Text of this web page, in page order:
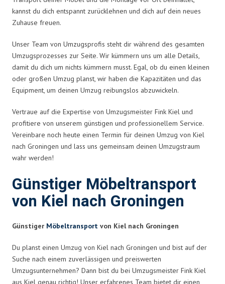
kannst du dich entspannt zurücklehnen und dich auf dein neues
Zuhause freuen.
Unser Team von Umzugsprofis steht dir während des gesamten
Umzugsprozesses zur Seite. Wir kümmern uns um alle Details,
damit du dich um nichts kümmern musst. Egal, ob du einen kleinen
oder großen Umzug planst, wir haben die Kapazitäten und das
Equipment, um deinen Umzug reibungslos abzuwickeln.
Vertraue auf die Expertise von Umzugsmeister Fink Kiel und
profitiere von unserem günstigen und professionellem Service.
Vereinbare noch heute einen Termin für deinen Umzug von Kiel
nach Groningen und lass uns gemeinsam deinen Umzugstraum
wahr werden!
Günstiger Möbeltransport
von Kiel nach Groningen
Günstiger Möbeltransport von Kiel nach Groningen
Du planst einen Umzug von Kiel nach Groningen und bist auf der
Suche nach einem zuverlässigen und preiswerten
Umzugsunternehmen? Dann bist du bei Umzugsmeister Fink Kiel
aus Kiel genau richtig! Unser erfahrenes Team bietet dir einen